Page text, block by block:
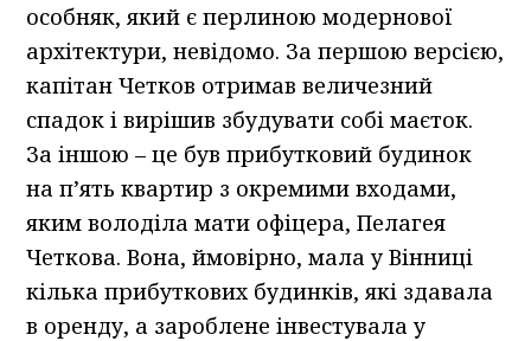
особняк, який є перлиною модернової
архітектури, невідомо. За першою версією,
капітан Четков отримав величезний
спадок і вирішив збудувати собі маєток.
За іншою – це був прибутковий будинок
на п’ять квартир з окремими входами,
яким володіла мати офіцера, Пелагея
Четкова. Вона, ймовірно, мала у Вінниці
кілька прибуткових будинків, які здавала
в оренду, а зароблене інвестувала у